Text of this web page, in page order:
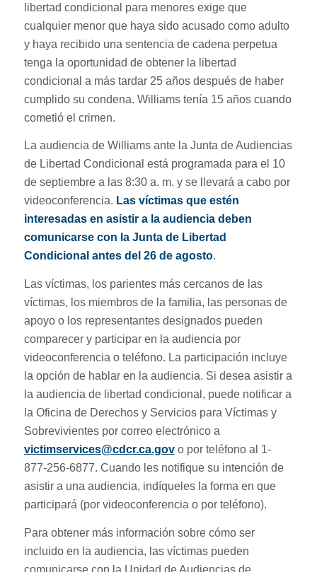
libertad condicional para menores exige que
cualquier menor que haya sido acusado como adulto
y haya recibido una sentencia de cadena perpetua
tenga la oportunidad de obtener la libertad
condicional a más tardar 25 años después de haber
cumplido su condena. Williams tenía 15 años cuando
cometió el crimen.
La audiencia de Williams ante la Junta de Audiencias
de Libertad Condicional está programada para el 10
de septiembre a las 8:30 a. m. y se llevará a cabo por
videoconferencia. Las víctimas que estén
interesadas en asistir a la audiencia deben
comunicarse con la Junta de Libertad
Condicional antes del 26 de agosto.
Las víctimas, los parientes más cercanos de las
víctimas, los miembros de la familia, las personas de
apoyo o los representantes designados pueden
comparecer y participar en la audiencia por
videoconferencia o teléfono. La participación incluye
la opción de hablar en la audiencia. Si desea asistir a
la audiencia de libertad condicional, puede notificar a
la Oficina de Derechos y Servicios para Víctimas y
Sobrevivientes por correo electrónico a
victimservices@cdcr.ca.govo por teléfono al 1-
877-256-6877. Cuando les notifique su intención de
asistir a una audiencia, indíqueles la forma en que
participará (por videoconferencia o por teléfono).
Para obtener más información sobre cómo ser
incluido en la audiencia, las víctimas pueden
comunicarse con la Unidad de Audiencias de